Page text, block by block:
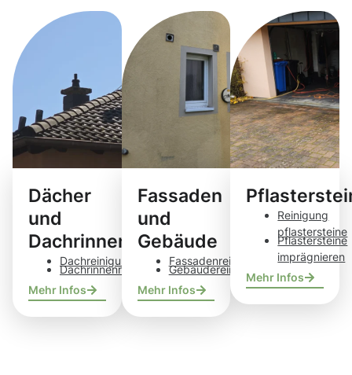
Dächer
und
Dachrinnen
Dachreinigung
Dachrinnenreinigung
Mehr Infos
Fassaden
und
Gebäude
Fassadenreinigung
Gebäudereinigung
Mehr Infos
Reinigung
pflastersteine
Pflastersteine
imprägnieren
Mehr Infos